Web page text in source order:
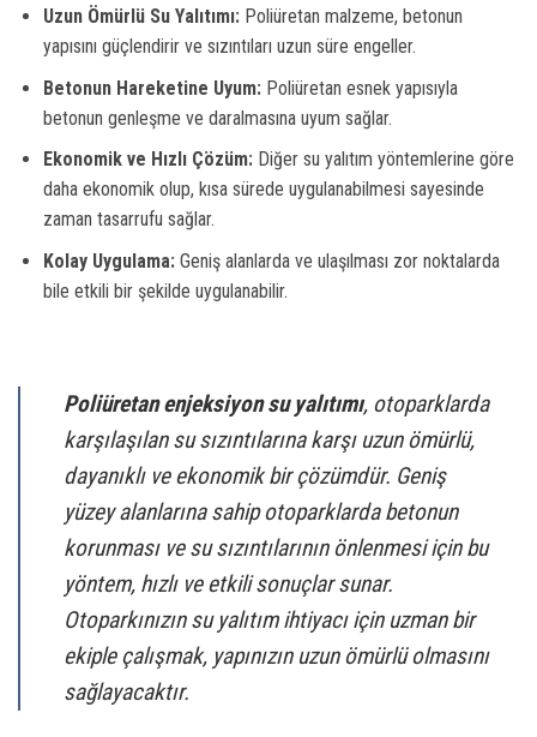
Uzun Ömürlü Su Yalıtımı:Poliüretan malzeme, betonun
yapısını güçlendirir ve sızıntıları uzun süre engeller.
Betonun Hareketine Uyum:Poliüretan esnek yapısıyla
betonun genleşme ve daralmasına uyum sağlar.
Ekonomik ve Hızlı Çözüm:Diğer su yalıtım yöntemlerine göre
daha ekonomik olup, kısa sürede uygulanabilmesi sayesinde
zaman tasarrufu sağlar.
Kolay Uygulama:Geniş alanlarda ve ulaşılması zor noktalarda
bile etkili bir şekilde uygulanabilir.
Poliüretan enjeksiyon su yalıtımı, otoparklarda
karşılaşılan su sızıntılarına karşı uzun ömürlü,
dayanıklı ve ekonomik bir çözümdür. Geniş
yüzey alanlarına sahip otoparklarda betonun
korunması ve su sızıntılarının önlenmesi için bu
yöntem, hızlı ve etkili sonuçlar sunar.
Otoparkınızın su yalıtım ihtiyacı için uzman bir
ekiple çalışmak, yapınızın uzun ömürlü olmasını
sağlayacaktır.